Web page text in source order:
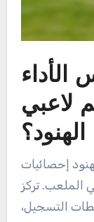
الأداء
لاعبي
إحصائيات
الملعب. تركز
التسجيل،